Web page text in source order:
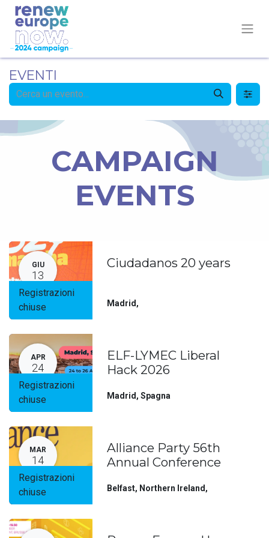
EVENTI
CAMPAIGN
EVENTS
GIU
13
Registrazioni
chiuse
Ciudadanos 20 years
Madrid ,
APR
24
Registrazioni
chiuse
ELF-LYMEC Liberal
Hack 2026
Madrid ,Spagna
MAR
14
Registrazioni
chiuse
Alliance Party 56th
Annual Conference
Belfast, Northern Ireland ,